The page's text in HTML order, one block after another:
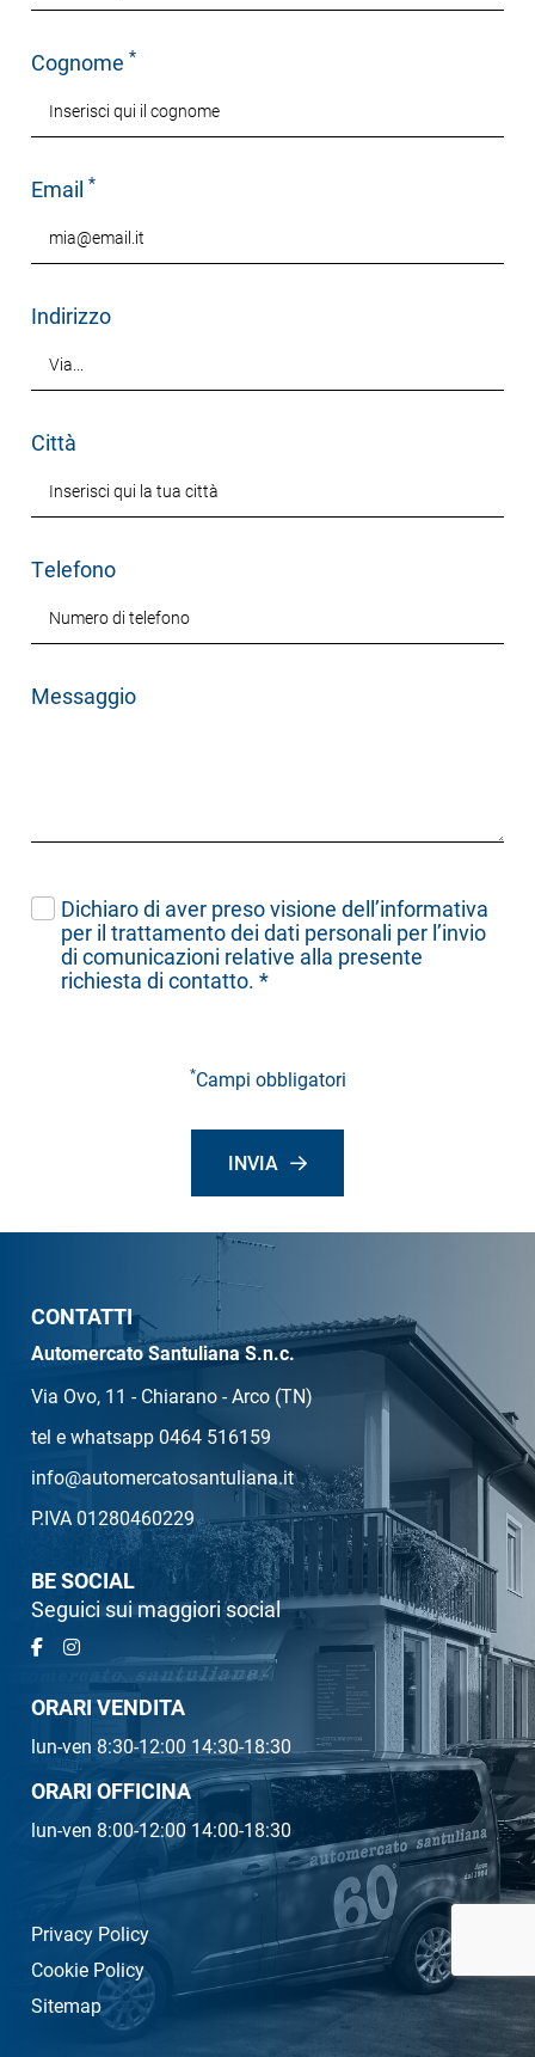
Cognome*
Email*
Indirizzo
Città
Telefono
Messaggio
Dichiaro di aver preso visione dell’informativa
per il trattamento dei dati personali per l’invio
di comunicazioni relative alla presente
richiesta di contatto.*
*Campi obbligatori
INVIA
CONTATTI
Automercato Santuliana S.n.c.
Via Ovo, 11 - Chiarano - Arco (TN)
tel e whatsapp 0464 516159
info@automercatosantuliana.it
P.IVA 01280460229
BE SOCIAL
Seguici sui maggiori social
ORARI VENDITA
lun-ven 8:30-12:00 14:30-18:30
ORARI OFFICINA
lun-ven 8:00-12:00 14:00-18:30
Privacy Policy
Cookie Policy
Sitemap